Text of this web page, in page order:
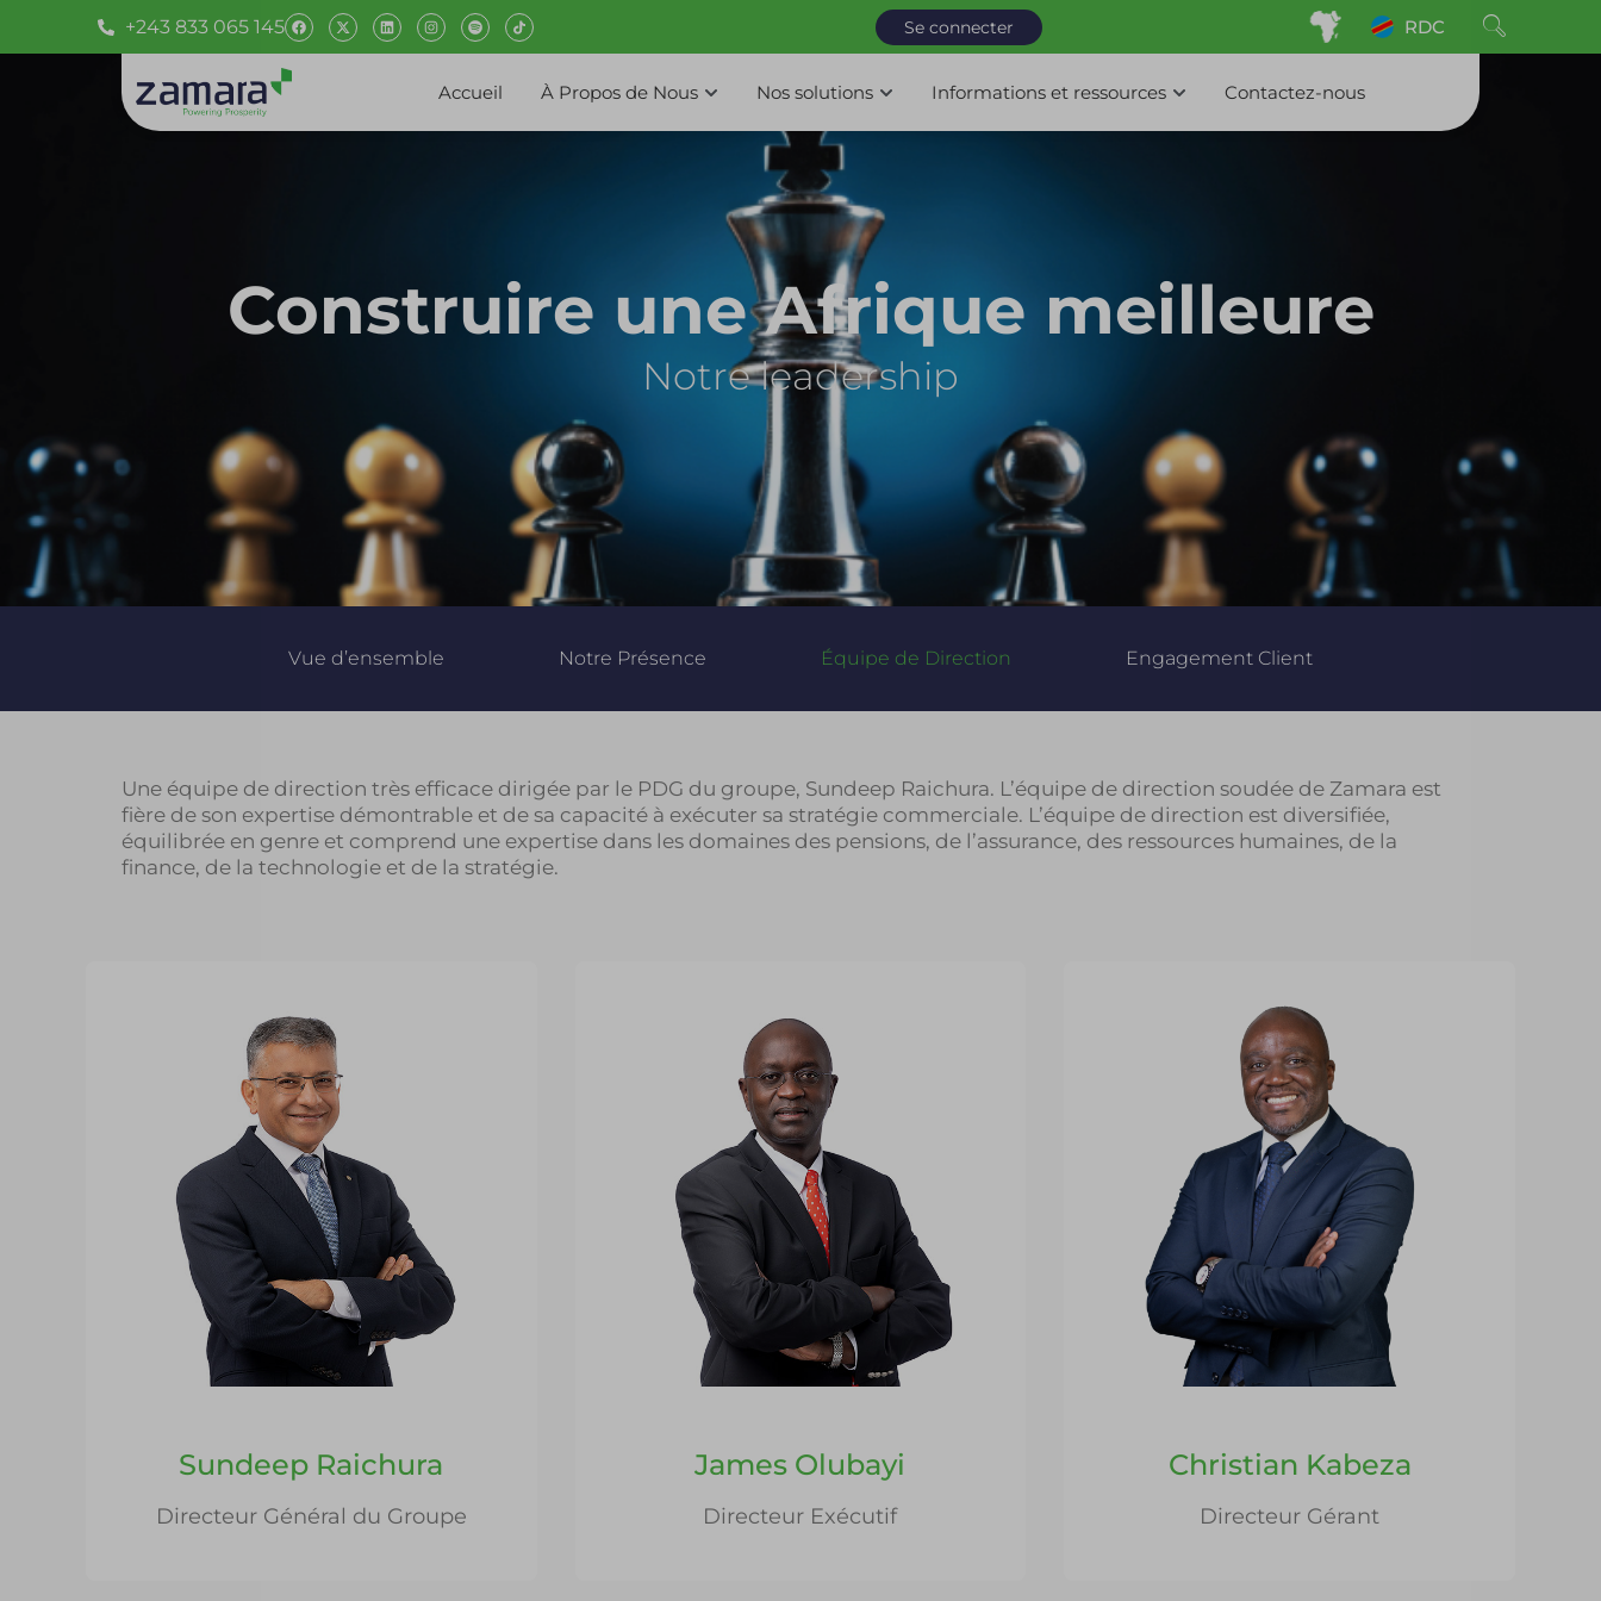
+243 833 065 145 Se connecter RDC
Accueil À Propos de Nous Nos solutions Informations et ressources Contactez-nous
Construire une Afrique meilleure
Notre leadership
Vue d’ensemble Notre Présence Équipe de Direction Engagement Client
Une équipe de direction très efficace dirigée par le PDG du groupe, Sundeep Raichura. L’équipe de direction soudée de Zamara est
fière de son expertise démontrable et de sa capacité à exécuter sa stratégie commerciale. L’équipe de direction est diversifiée,
équilibrée en genre et comprend une expertise dans les domaines des pensions, de l’assurance, des ressources humaines, de la
finance, de la technologie et de la stratégie.
Sundeep Raichura
Directeur Général du Groupe
James Olubayi
Directeur Exécutif
Christian Kabeza
Directeur Gérant